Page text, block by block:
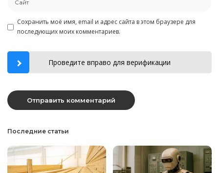
Сохранить моё имя, email и адрес сайта в этом браузере для
последующих моих комментариев.
Проведите вправо для верификации
Последние статьи